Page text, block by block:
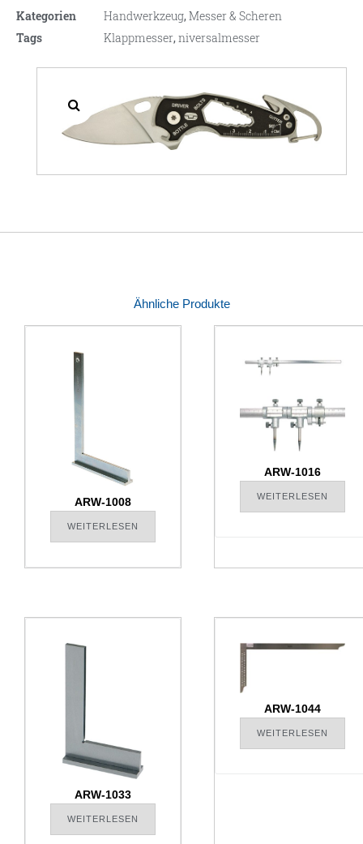
Kategorien Handwerkzeug,Messer & Scheren
Tags
Klappmesser,niversalmesser
Ähnliche Produkte
ARW-1008
WEITERLESEN
ARW-1016
WEITERLESEN
ARW-1033
WEITERLESEN
ARW-1044
WEITERLESEN